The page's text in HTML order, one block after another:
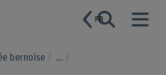
FR
bernoise ...